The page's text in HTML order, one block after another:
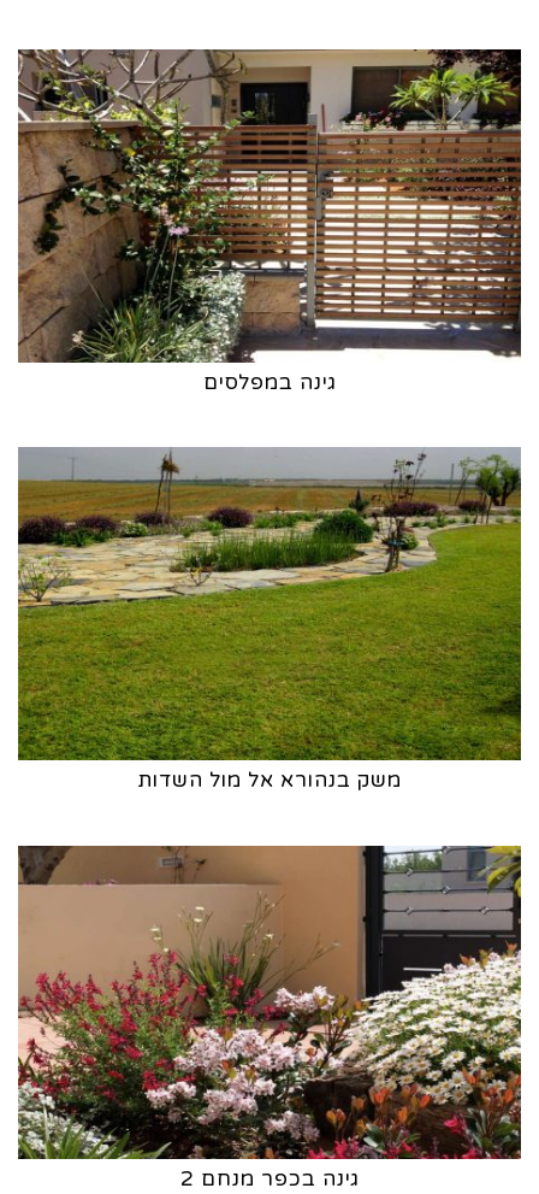
גינה במפלסים
משק בנהורא אל מול השדות
גינה בכפר מנחם 2